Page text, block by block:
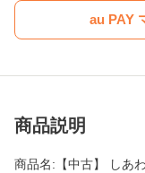
au PAY
商品説明
商品名:【中古】 しあ